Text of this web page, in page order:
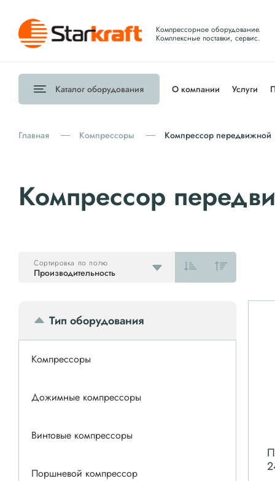
Компрессорное оборудование.
Комплексные поставки, сервис.
Каталог оборудования О компании Услуги
Главная Компрессоры Компрессор передвижной
Компрессор
Производительность
Сортировка по полю
Тип оборудования
Компрессоры
Дожимные компрессоры
Винтовые компрессоры
Поршневой компрессор